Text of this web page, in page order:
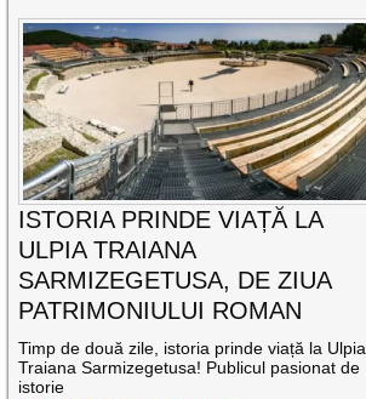
ISTORIA PRINDE VIAȚĂ LA
ULPIA TRAIANA
SARMIZEGETUSA, DE ZIUA
PATRIMONIULUI ROMAN
Timp de două zile, istoria prinde viață la Ulpia
Traiana Sarmizegetusa! Publicul pasionat de
istorie